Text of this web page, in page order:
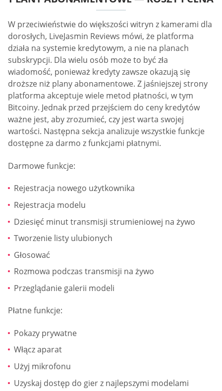
W przeciwieństwie do większości witryn z kamerami dla
dorosłych, LiveJasmin Reviews mówi, że platforma
działa na systemie kredytowym, a nie na planach
subskrypcji. Dla wielu osób może to być zła
wiadomość, ponieważ kredyty zawsze okazują się
droższe niż plany abonamentowe. Z jaśniejszej strony
platforma akceptuje wiele metod płatności, w tym
Bitcoiny. Jednak przed przejściem do ceny kredytów
ważne jest, aby zrozumieć, czy jest warta swojej
wartości. Następna sekcja analizuje wszystkie funkcje
dostępne za darmo z funkcjami płatnymi.
Darmowe funkcje:
Rejestracja nowego użytkownika
Rejestracja modelu
Dziesięć minut transmisji strumieniowej na żywo
Tworzenie listy ulubionych
Głosować
Rozmowa podczas transmisji na żywo
Przeglądanie galerii modeli
Płatne funkcje:
Pokazy prywatne
Włącz aparat
Użyj mikrofonu
Uzyskaj dostęp do gier z najlepszymi modelami